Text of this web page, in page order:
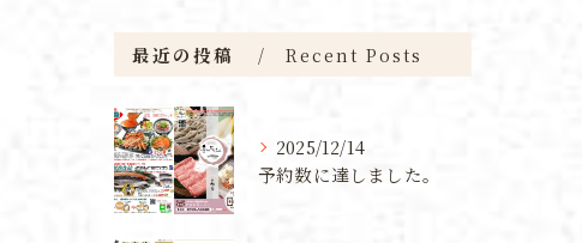
最近の投稿 Recent Posts
2025/12/14
予約数に達しました。